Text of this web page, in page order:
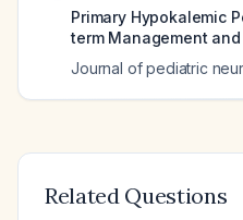
Primary Hypokalemic
term Management
Journal of pediatric
Related Questions